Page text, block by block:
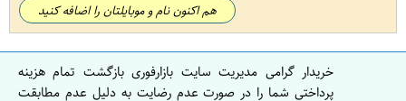
هم اکنون نام و موبایلتان را اضافه کنید
خریدار گرامی مدیریت سایت بازارفوری بازگشت تمام هزینه
پرداختی شما را در صورت عدم رضایت به دلیل عدم مطابقت